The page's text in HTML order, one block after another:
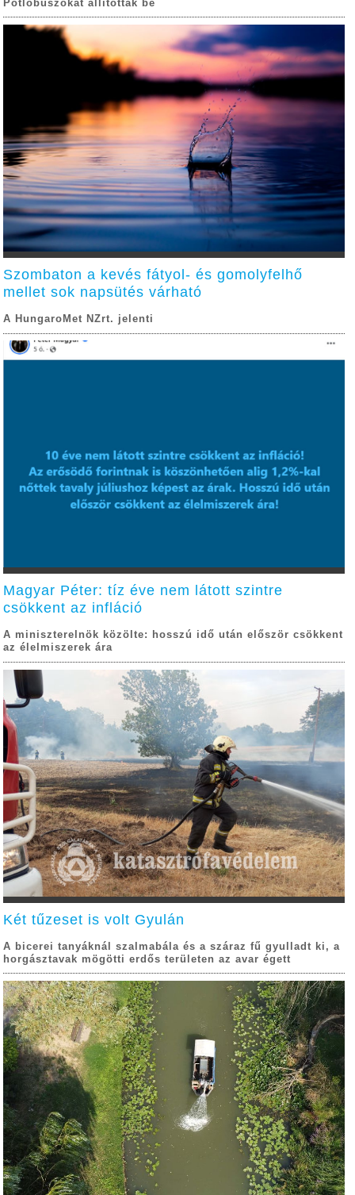
Pótlóbuszokat állítottak be
Szombaton a kevés fátyol- és gomolyfelhő
mellet sok napsütés várható
A HungaroMet NZrt. jelenti
Magyar Péter: tíz éve nem látott szintre
csökkent az infláció
A miniszterelnök közölte: hosszú idő után először csökkent
az élelmiszerek ára
Két tűzeset is volt Gyulán
A bicerei tanyáknál szalmabála és a száraz fű gyulladt ki, a
horgásztavak mögötti erdős területen az avar égett